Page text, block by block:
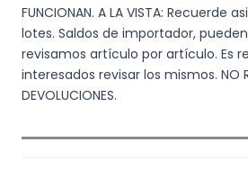
FUNCIONAN. A LA VISTA: Recuerde
lotes. Saldos de importador,
revisamos artículo por artículo. Es
interesados revisar los mismos. NO
DEVOLUCIONES.